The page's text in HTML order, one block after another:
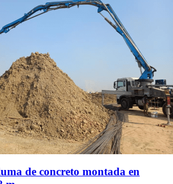
de concreto montada en